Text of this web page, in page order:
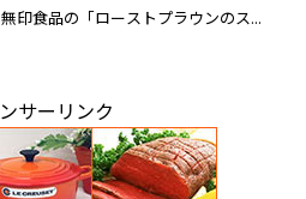
印食品の「ローストプラウンのス...
サーリンク